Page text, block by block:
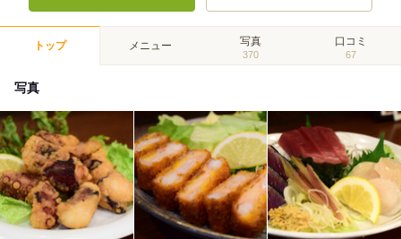
トップ メニュー 写真
370
口コミ
67
写真